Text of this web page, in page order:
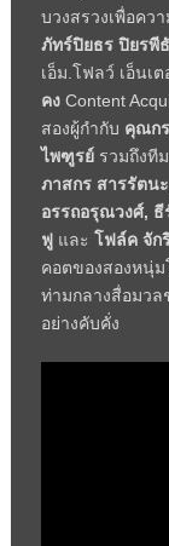
บวงสรวงเพื่อคว
ภัทร์ปิยธร ปิยรพี
เอ็ม.โฟลว์ เอ็นเ
คง Content
สองผู้กำกับ คุณก
ไพฑูรย์รวมถึงที
ภาสกร สารรัตนะ
อรรถอรุณวงศ์, ธี
ฟู และ โฟล์ค จัก
คอตของสองหนุ่ม
ท่ามกลางสื่อมว
อย่างคับคั่ง